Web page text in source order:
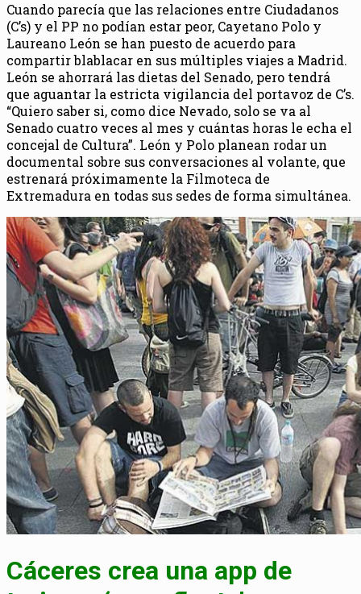
Cuando parecía que las relaciones entre Ciudadanos
(C’s) y el PP no podían estar peor, Cayetano Polo y
Laureano León se han puesto de acuerdo para
compartir blablacar en sus múltiples viajes a Madrid.
León se ahorrará las dietas del Senado, pero tendrá
que aguantar la estricta vigilancia del portavoz de C’s.
“Quiero saber si, como dice Nevado, solo se va al
Senado cuatro veces al mes y cuántas horas le echa el
concejal de Cultura”. León y Polo planean rodar un
documental sobre sus conversaciones al volante, que
estrenará próximamente la Filmoteca de
Extremadura en todas sus sedes de forma simultánea.
Cáceres crea una app de